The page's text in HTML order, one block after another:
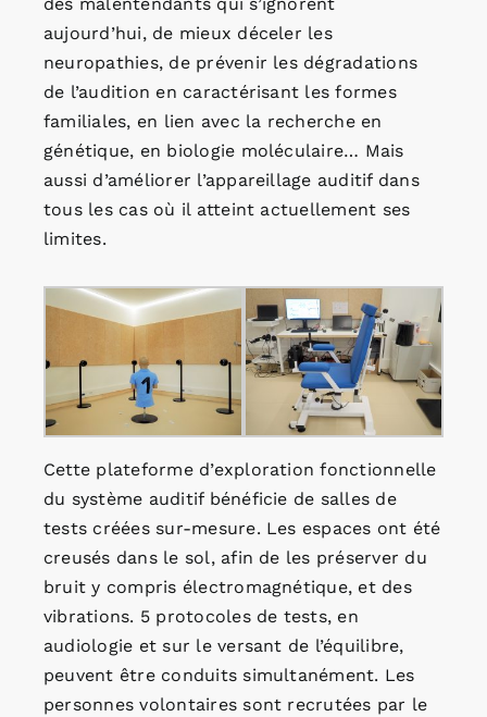
aujourd’hui, de mieux déceler les
neuropathies, de prévenir les dégradations
de l’audition en caractérisant les formes
familiales, en lien avec la recherche en
génétique, en biologie moléculaire… Mais
aussi d’améliorer l’appareillage auditif dans
tous les cas où il atteint actuellement ses
limites.
Cette plateforme d’exploration fonctionnelle
du système auditif bénéficie de salles de
tests créées sur-mesure. Les espaces ont été
creusés dans le sol, afin de les préserver du
bruit y compris électromagnétique, et des
vibrations. 5 protocoles de tests, en
audiologie et sur le versant de l’équilibre,
peuvent être conduits simultanément. Les
personnes volontaires sont recrutées par le